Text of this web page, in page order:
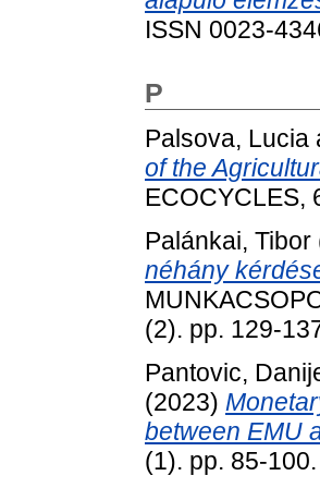
ISSN 0023-
P
Palsova, Lucia
of the
ECOCYCLES,
Palánkai, Tibor
néhány
(2). pp. 129-
Pantovic,
(2023)
between EMU
(1). pp. 85-